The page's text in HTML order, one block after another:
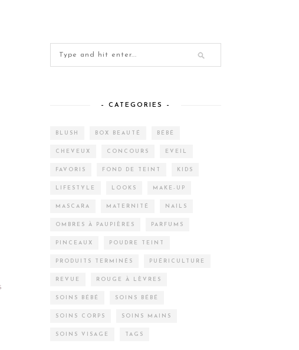
– CATEGORIES –
BLUSH BOX BEAUTÉ BÉBÉ
CHEVEUX CONCOURS EVEIL
FAVORIS FOND DE TEINT KIDS
LIFESTYLE LOOKS MAKE-UP
MASCARA MATERNITÉ NAILS
OMBRES À PAUPIÈRES PARFUMS
PINCEAUX POUDRE TEINT
PRODUITS TERMINÉS PUÉRICULTURE
REVUE ROUGE À LÈVRES
SOINS BÉBÉ SOINS BÉBÉ
SOINS CORPS SOINS MAINS
SOINS VISAGE TAGS